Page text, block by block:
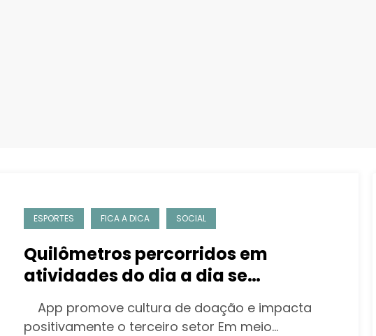
ESPORTES FICA A DICA SOCIAL
Quilômetros percorridos em
atividades do dia a dia se
transformam em apoio financeiro
para ONGs
App promove cultura de doação e impacta
positivamente o terceiro setor Em meio…